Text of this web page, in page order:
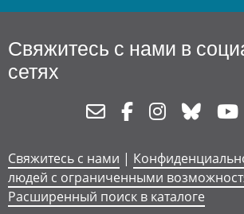
Свяжитесь с нами в
сетях
NewsletterFacebookInstagram
Bluesky
Свяжитесь с нами |
людей с ограниченными
Расширенный поиск в каталоге